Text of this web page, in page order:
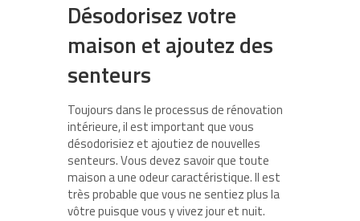
Désodorisez votre
maison et ajoutez des
senteurs
Toujours dans le processus de rénovation
intérieure, il est important que vous
désodorisiez et ajoutiez de nouvelles
senteurs. Vous devez savoir que toute
maison a une odeur caractéristique. Il est
très probable que vous ne sentiez plus la
vôtre puisque vous y vivez jour et nuit.